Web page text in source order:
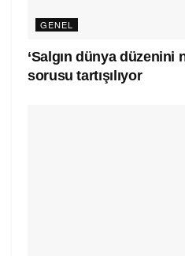
GENEL
‘Salgın dünya düzenini
sorusu tartışılıyor